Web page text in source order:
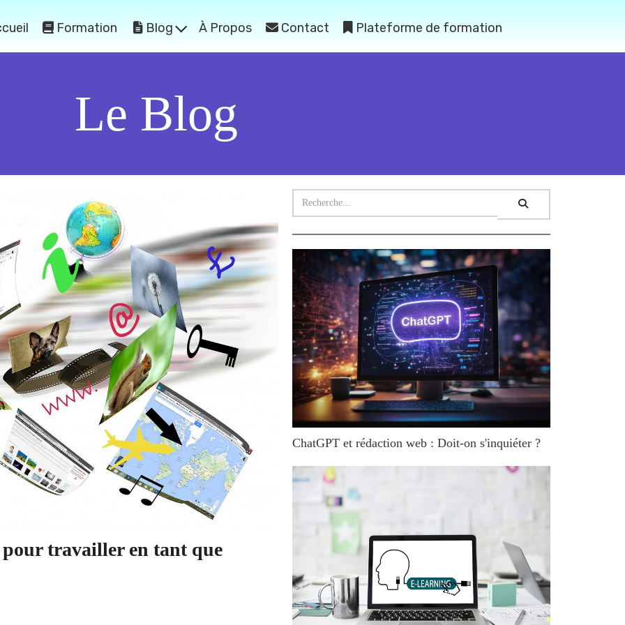
Formation Blog À Propos Contact Plateforme de formation
Le Blog
travailler en tant que
ChatGPT et rédaction web : Doit-on s'inquiéter ?